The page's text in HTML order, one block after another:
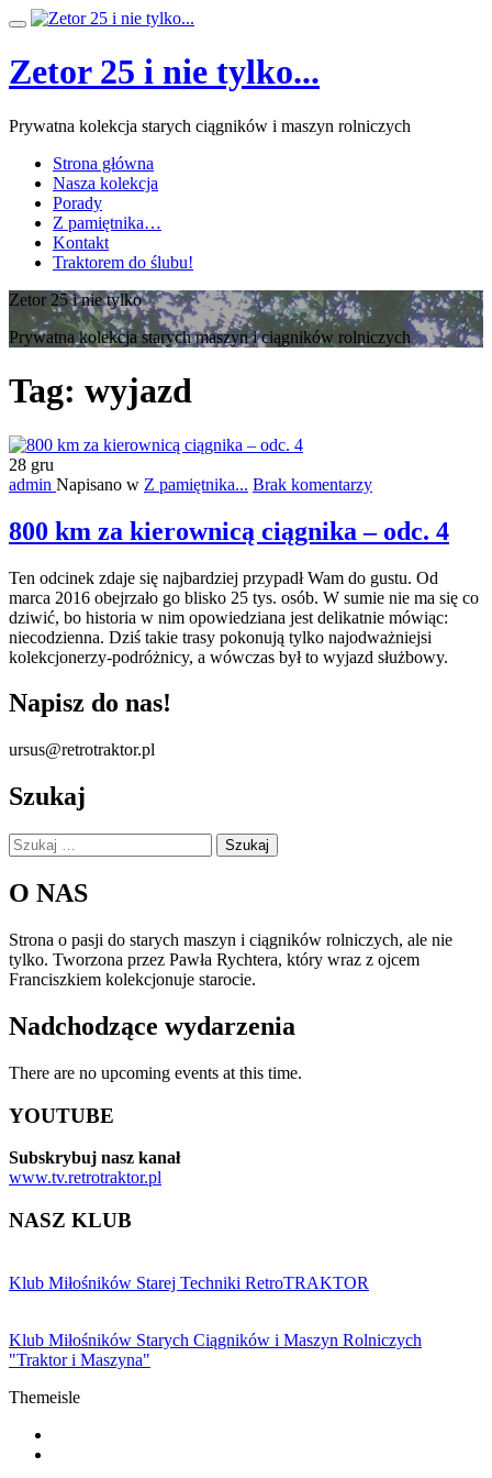
Przeskocz
treści
Przełącz
Zetor 25 i nie tylko...
Prywatna kolekcja starych ciągników i maszyn rolniczych
Strona główna
Nasza kolekcja
Porady
Z pamiętnika…
Kontakt
Traktorem do ślubu!
Zetor 25 i nie tylko
Prywatna kolekcja starych maszyn i ciągników rolniczych
Tag: wyjazd
28 gru
admin Napisano w Z pamiętnika... Brak komentarzy
800 km za kierownicą ciągnika – odc. 4
Ten odcinek zdaje się najbardziej przypadł Wam do gustu. Od
marca 2016 obejrzało go blisko 25 tys. osób. W sumie nie ma się co
dziwić, bo historia w nim opowiedziana jest delikatnie mówiąc:
niecodzienna. Dziś takie trasy pokonują tylko najodważniejsi
kolekcjonerzy-podróżnicy, a wówczas był to wyjazd służbowy.
Napisz do nas!
ursus@retrotraktor.pl
Szukaj
Szukaj:
O NAS
Strona o pasji do starych maszyn i ciągników rolniczych, ale nie
tylko. Tworzona przez Pawła Rychtera, który wraz z ojcem
Franciszkiem kolekcjonuje starocie.
Nadchodzące wydarzenia
There are no upcoming events at this time.
YOUTUBE
Subskrybuj nasz kanał
www.tv.retrotraktor.pl
NASZ KLUB
Klub Miłośników Starej Techniki RetroTRAKTOR
Klub Miłośników Starych Ciągników i Maszyn Rolniczych
"Traktor i Maszyna"
Themeisle
Drugie
menu